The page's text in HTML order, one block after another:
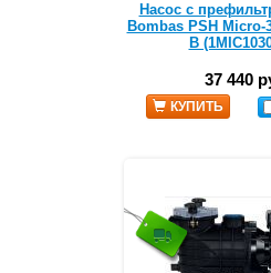
Насос с
Bombas PSH Micro-
В
37 440
КУПИТЬ